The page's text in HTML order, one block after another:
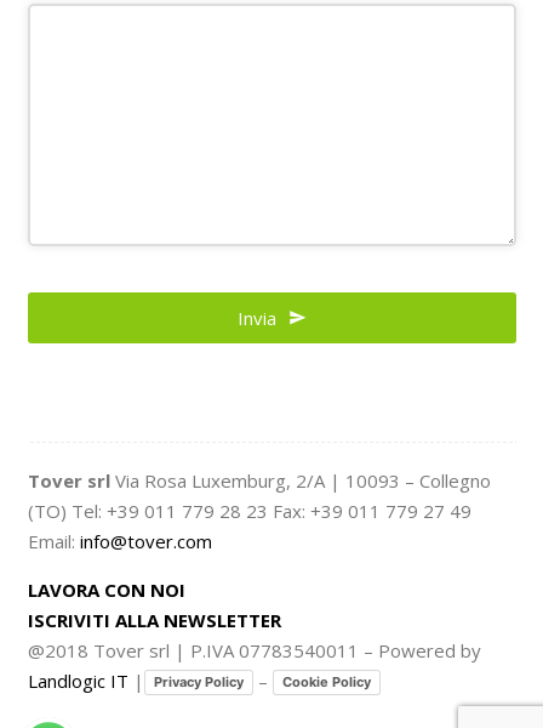
Invia
Tover srl Via Rosa Luxemburg, 2/A | 10093 – Collegno
(TO) Tel: +39 011 779 28 23 Fax: +39 011 779 27 49
Email: info@tover.com
LAVORA CON NOI
ISCRIVITI ALLA NEWSLETTER
@2018 Tover srl | P.IVA 07783540011 – Powered by
Landlogic IT | Privacy Policy – Cookie Policy